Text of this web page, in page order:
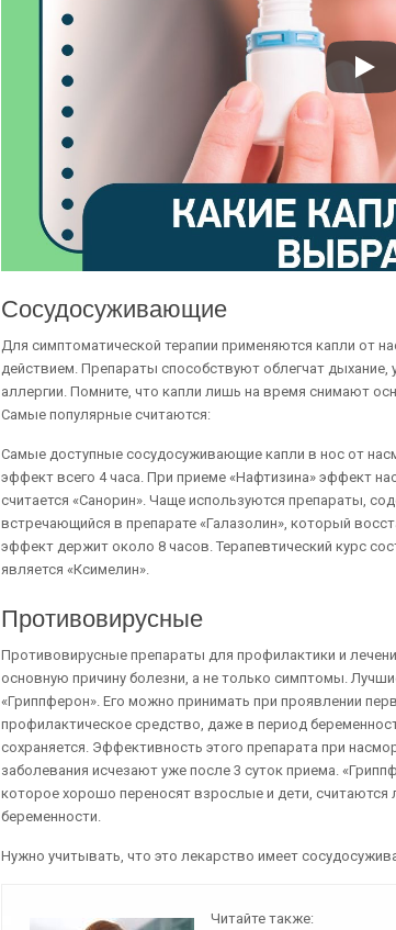
Сосудосуживающие
Для симптоматической терапии применяются капли от
действием. Препараты способствуют облегчат
аллергии. Помните, что капли лишь на время снимают
Самые популярные считаются:
Самые доступные сосудосуживающие капли в нос от
эффект всего 4 часа. При приеме «Нафтизина» эффект
считается «Санорин». Чаще используются препараты,
встречающийся в препарате «Галазолин», который
эффект держит около 8 часов. Терапевтический курс
является «Ксимелин».
Противовирусные
Противовирусные препараты для профилактики и
основную причину болезни, а не только симптомы.
«Гриппферон». Его можно принимать при проявлении
профилактическое средство, даже в период
сохраняется. Эффективность этого препарата при
заболевания исчезают уже после 3 суток приема.
которое хорошо переносят взрослые и дети, считаются
беременности.
Нужно учитывать, что это лекарство имеет
Читайте также: